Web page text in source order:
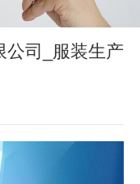
公司_服装生产